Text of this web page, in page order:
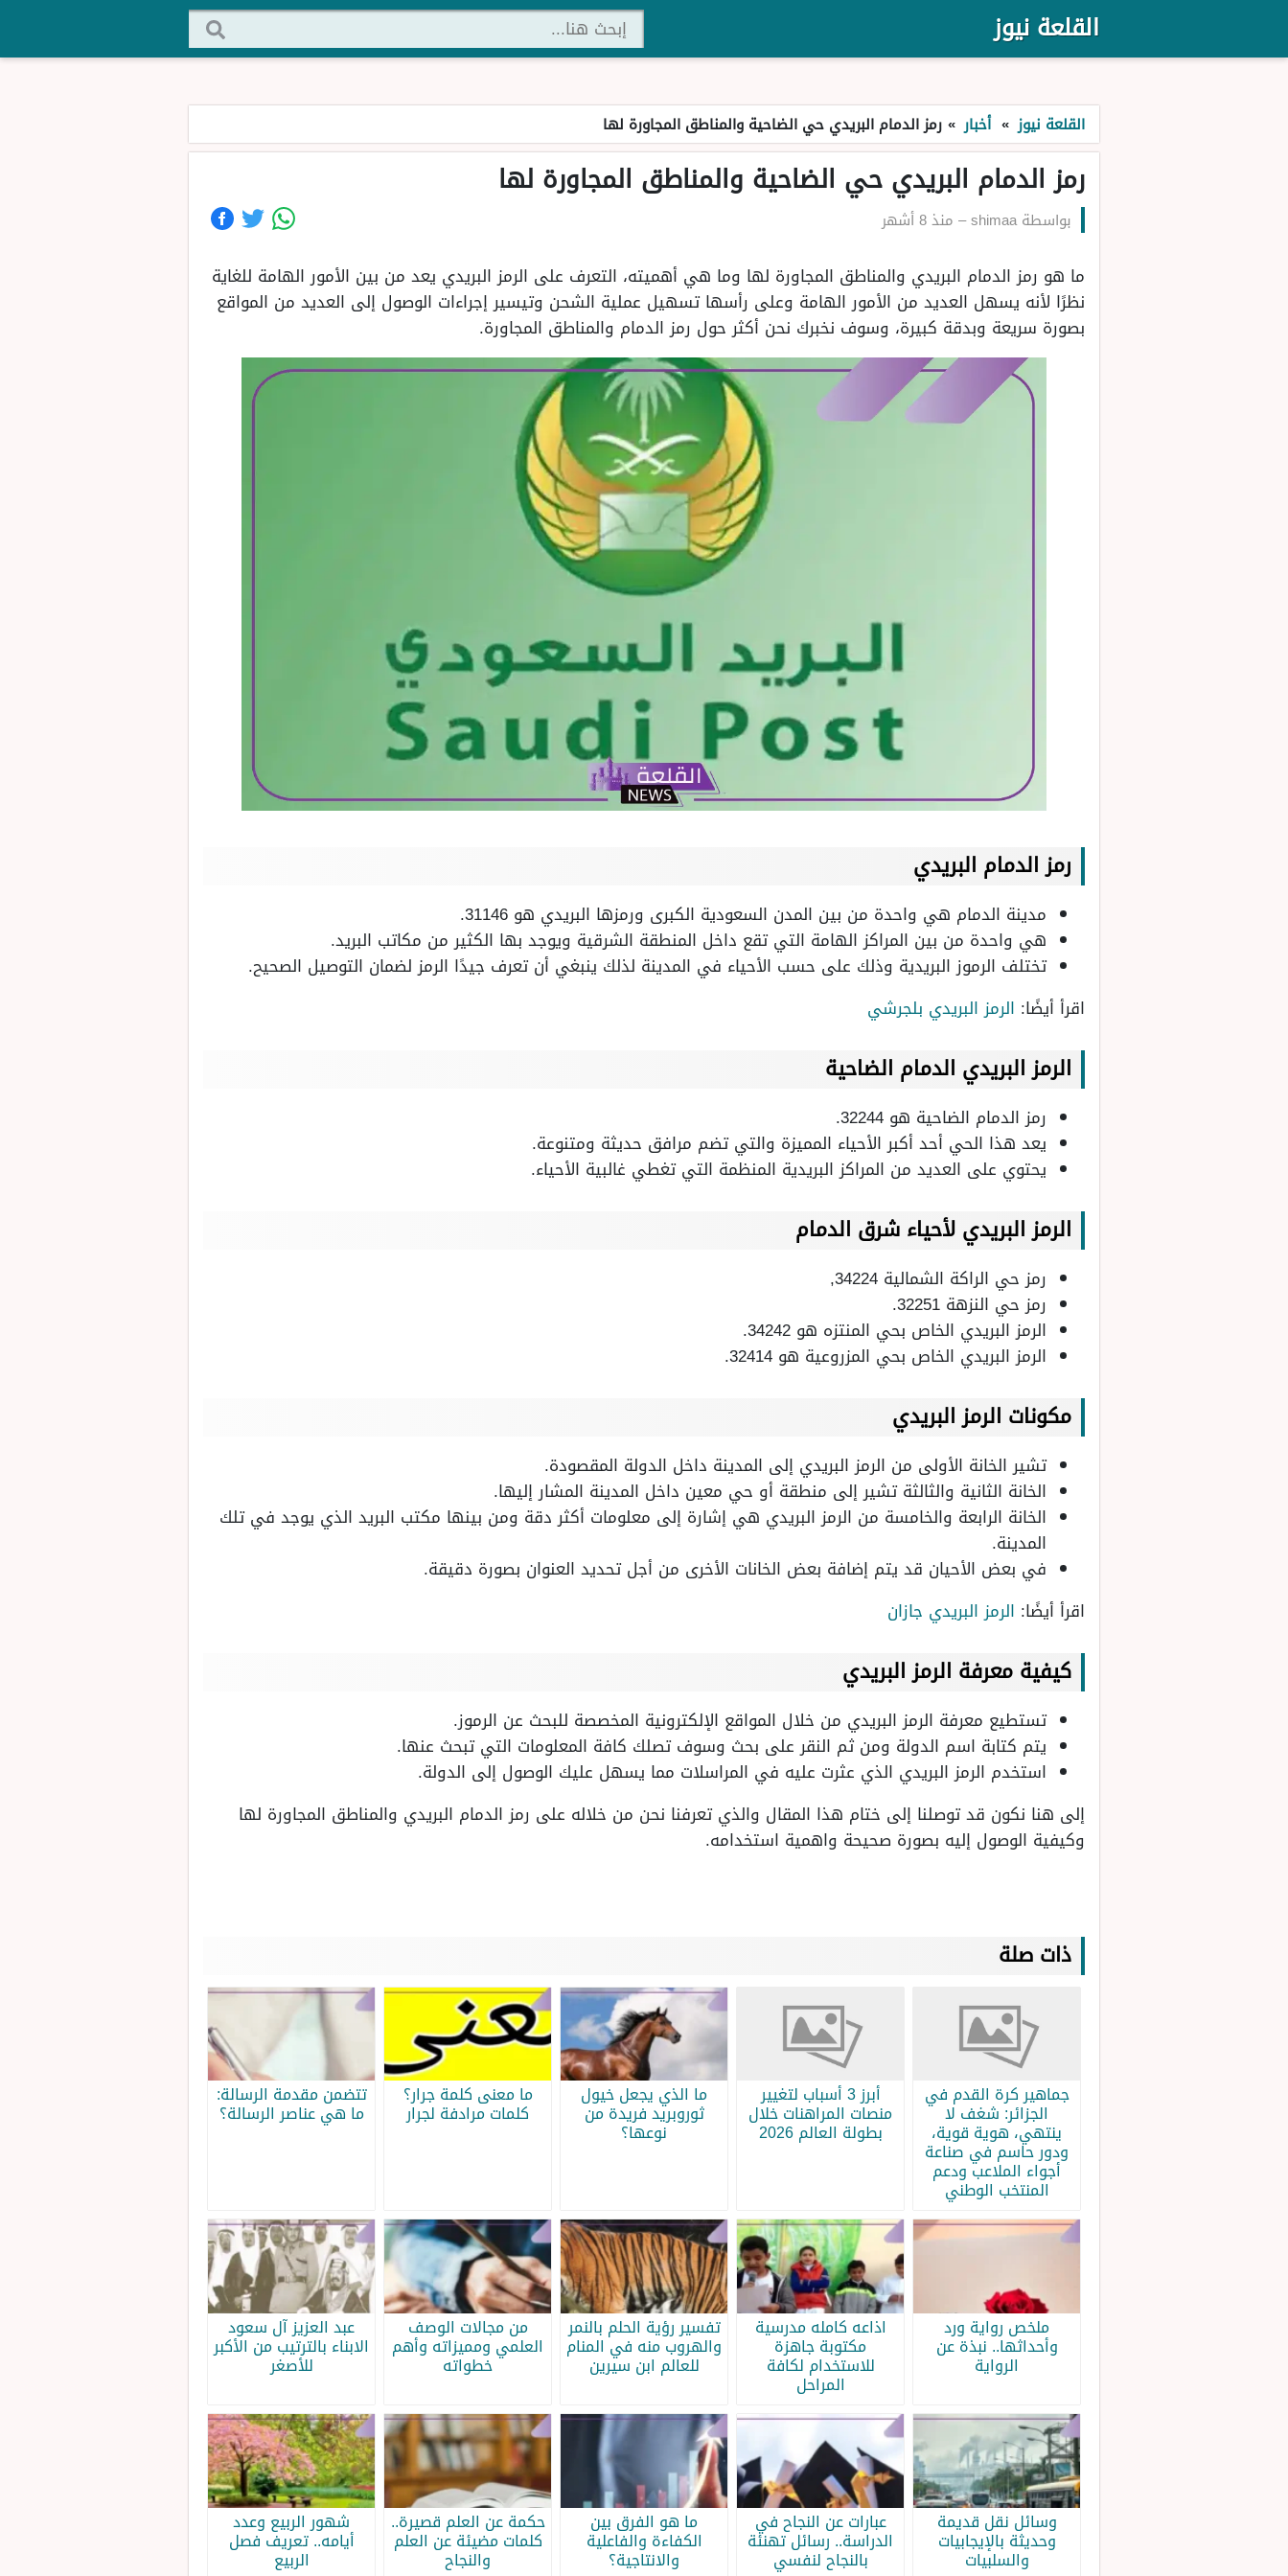
القلعة نيوز
القلعة نيوز » أخبار » رمز الدمام البريدي حي الضاحية والمناطق المجاورة لها
رمز الدمام البريدي حي الضاحية والمناطق المجاورة لها
بواسطةshimaa
– منذ 8 أشهر
ما هو رمز الدمام البريدي والمناطق المجاورة لها وما هي أهميته، التعرف على الرمز البريدي يعد من بين الأمور الهامة للغاية
نظرًا لأنه يسهل العديد من الأمور الهامة وعلى رأسها تسهيل عملية الشحن وتيسير إجراءات الوصول إلى العديد من المواقع
بصورة سريعة وبدقة كبيرة، وسوف نخبرك نحن أكثر حول رمز الدمام والمناطق المجاورة.
رمز الدمام البريدي
مدينة الدمام هي واحدة من بين المدن السعودية الكبرى ورمزها البريدي هو 31146.
هي واحدة من بين المراكز الهامة التي تقع داخل المنطقة الشرقية ويوجد بها الكثير من مكاتب البريد.
تختلف الرموز البريدية وذلك على حسب الأحياء في المدينة لذلك ينبغي أن تعرف جيدًا الرمز لضمان التوصيل الصحيح.
اقرأ أيضًا: الرمز البريدي بلجرشي
الرمز البريدي الدمام الضاحية
رمز الدمام الضاحية هو 32244.
يعد هذا الحي أحد أكبر الأحياء المميزة والتي تضم مرافق حديثة ومتنوعة.
يحتوي على العديد من المراكز البريدية المنظمة التي تغطي غالبية الأحياء.
الرمز البريدي لأحياء شرق الدمام
رمز حي الراكة الشمالية 34224,
رمز حي النزهة 32251.
الرمز البريدي الخاص بحي المنتزه هو 34242.
الرمز البريدي الخاص بحي المزروعية هو 32414.
مكونات الرمز البريدي
تشير الخانة الأولى من الرمز البريدي إلى المدينة داخل الدولة المقصودة.
الخانة الثانية والثالثة تشير إلى منطقة أو حي معين داخل المدينة المشار إليها.
الخانة الرابعة والخامسة من الرمز البريدي هي إشارة إلى معلومات أكثر دقة ومن بينها مكتب البريد الذي يوجد في تلك
المدينة.
في بعض الأحيان قد يتم إضافة بعض الخانات الأخرى من أجل تحديد العنوان بصورة دقيقة.
اقرأ أيضًا: الرمز البريدي جازان
كيفية معرفة الرمز البريدي
تستطيع معرفة الرمز البريدي من خلال المواقع الإلكترونية المخصصة للبحث عن الرموز.
يتم كتابة اسم الدولة ومن ثم النقر على بحث وسوف تصلك كافة المعلومات التي تبحث عنها.
استخدم الرمز البريدي الذي عثرت عليه في المراسلات مما يسهل عليك الوصول إلى الدولة.
إلى هنا نكون قد توصلنا إلى ختام هذا المقال والذي تعرفنا نحن من خلاله على رمز الدمام البريدي والمناطق المجاورة لها
وكيفية الوصول إليه بصورة صحيحة واهمية استخدامه.
ذات صلة
جماهير كرة القدم في
الجزائر: شغف لا
ينتهي، هوية قوية،
ودور حاسم في صناعة
أجواء الملاعب ودعم
المنتخب الوطني
أبرز 3 أسباب لتغيير
منصات المراهنات خلال
بطولة العالم 2026
ما الذي يجعل خيول
ثوروبريد فريدة من
نوعها؟
ما معنى كلمة جرار؟
كلمات مرادفة لجرار
تتضمن مقدمة الرسالة:
ما هي عناصر الرسالة؟
ملخص رواية ورد
وأحداثها.. نبذة عن
الرواية
اذاعه كامله مدرسية
مكتوبة جاهزة
للاستخدام لكافة
المراحل
تفسير رؤية الحلم بالنمر
والهروب منه في المنام
للعالم ابن سيرين
من مجالات الوصف
العلمي ومميزاته وأهم
خطواته
عبد العزيز آل سعود
الابناء بالترتيب من الأكبر
للأصغر
وسائل نقل قديمة
وحديثة بالإيجابيات
والسلبيات
عبارات عن النجاح في
الدراسة.. رسائل تهنئة
بالنجاح لنفسي
ما هو الفرق بين
الكفاءة والفاعلية
والانتاجية؟
حكمة عن العلم قصيرة..
كلمات مضيئة عن العلم
والنجاح
شهور الربيع وعدد
أيامه.. تعريف فصل
الربيع